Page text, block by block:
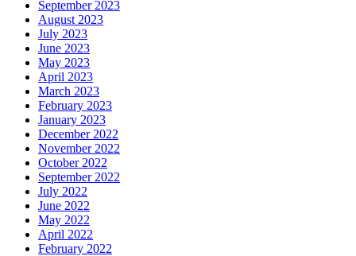
September 2023
August 2023
July 2023
June 2023
May 2023
April 2023
March 2023
February 2023
January 2023
December 2022
November 2022
October 2022
September 2022
July 2022
June 2022
May 2022
April 2022
February 2022